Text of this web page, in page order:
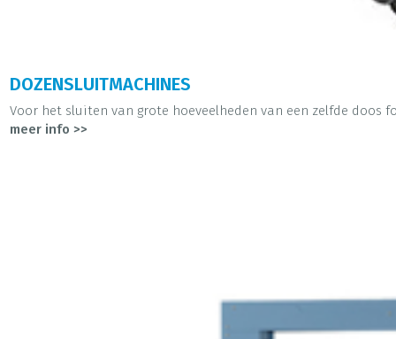
DOZENSLUITMACHINES
Voor het sluiten van grote hoeveelheden van een zelfde doos
meer info >>